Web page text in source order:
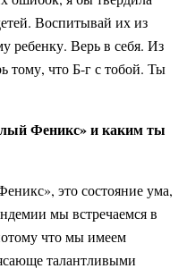
Воспитывай их из
ребенку. Верь в себя. Из
тому, что Б-г с тобой. Ты
Феникс» и каким ты
это состояние ума,
мы встречаемся в
что мы имеем
талантливыми